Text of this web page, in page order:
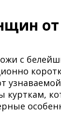
от
с
курткам,